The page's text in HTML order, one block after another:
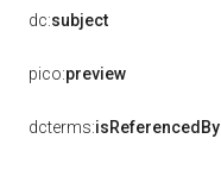
dc:subject
pico:preview
dcterms:isReferencedBy